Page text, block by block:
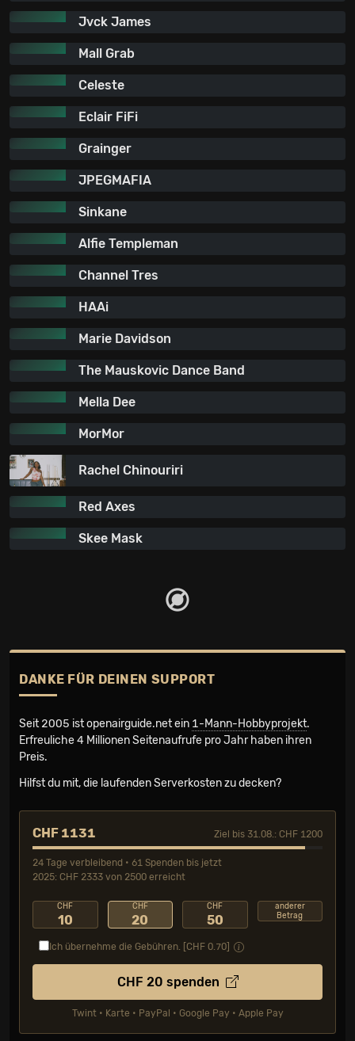
Jvck James
Mall Grab
Celeste
Eclair FiFi
Grainger
JPEGMAFIA
Sinkane
Alfie Templeman
Channel Tres
HAAi
Marie Davidson
The Mauskovic Dance Band
Mella Dee
MorMor
Rachel Chinouriri
Red Axes
Skee Mask
DANKE FÜR DEINEN SUPPORT
Seit 2005 ist openairguide.net ein 1-Mann-Hobbyprojekt.
Erfreuliche 4 Millionen Seiten­aufrufe pro Jahr haben ihren
Preis.
Hilfst du mit, die laufenden Serverkosten zu decken?
CHF 1131 Ziel bis 31.08.: CHF 1200
24 Tage verbleibend • 61 Spenden bis jetzt
2025: CHF 2333 von 2500 erreicht
CHF
10
CHF
20
CHF
50
anderer
Betrag
Ich übernehme die Gebühren. [CHF 0.70
CHF 20 spenden
Twint • Karte • PayPal • Google Pay • Apple Pay